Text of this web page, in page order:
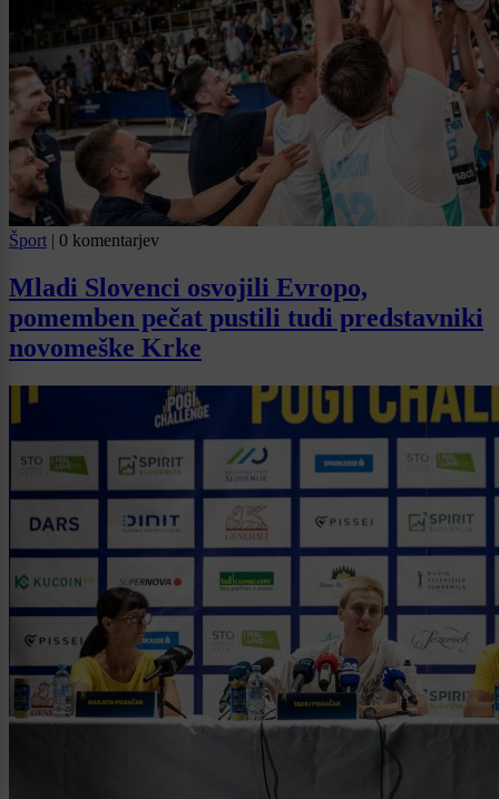
Šport | 0 komentarjev
Mladi Slovenci osvojili Evropo,
pomemben pečat pustili tudi predstavniki
novomeške Krke